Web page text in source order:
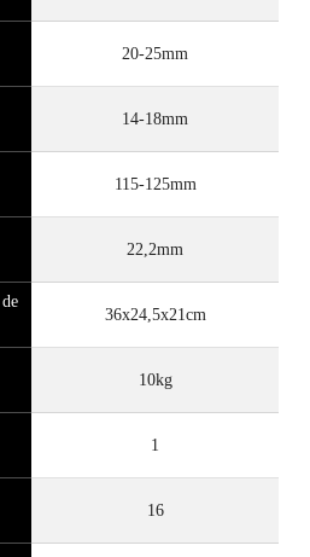
20-25mm
14-18mm
115-125mm
22,2mm
36x24,5x21cm
10kg
1
16